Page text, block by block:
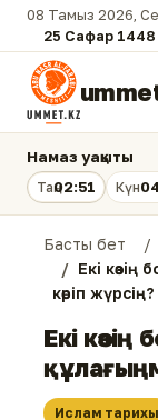
08 Тамыз 2026,
25 Сафар 1448
Намаз уақыты
Таң02:51 Күн
Басты бет
Екі
көріп жүрсің?
Екі
Ислам тарихы